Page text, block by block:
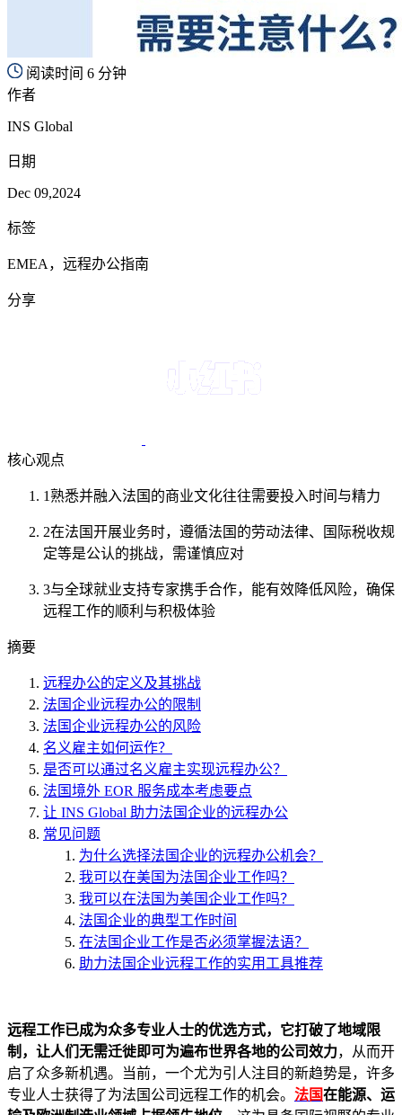
阅读时间 6 分钟
作者
INS Global
日期
Dec 09,2024
标签
EMEA，远程办公指南
分享
核心观点
1熟悉并融入法国的商业文化往往需要投入时间与精力
2在法国开展业务时，遵循法国的劳动法律、国际税收规
定等是公认的挑战，需谨慎应对
3与全球就业支持专家携手合作，能有效降低风险，确保
远程工作的顺利与积极体验
摘要
远程办公的定义及其挑战
法国企业远程办公的限制
法国企业远程办公的风险
名义雇主如何运作？
是否可以通过名义雇主实现远程办公？
法国境外 EOR 服务成本考虑要点
让 INS Global 助力法国企业的远程办公
常见问题
为什么选择法国企业的远程办公机会？
我可以在美国为法国企业工作吗？
我可以在法国为美国企业工作吗？
法国企业的典型工作时间
在法国企业工作是否必须掌握法语？
助力法国企业远程工作的实用工具推荐
远程工作已成为众多专业人士的优选方式，它打破了地域限
制，让人们无需迁徙即可为遍布世界各地的公司效力，从而开
启了众多新机遇。当前，一个尤为引人注目的新趋势是，许多
专业人士获得了为法国公司远程工作的机会。 法国在能源、运